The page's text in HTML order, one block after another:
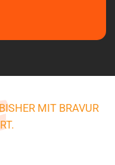
MIT BRAVUR